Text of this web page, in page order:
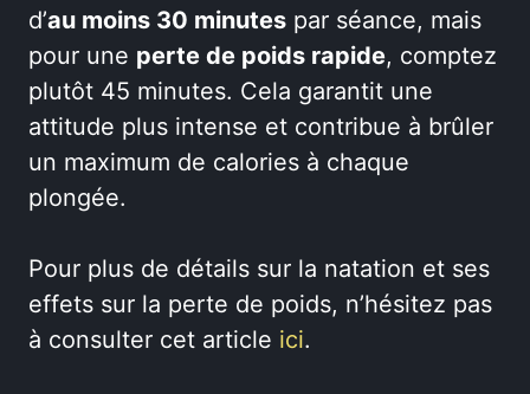
d’au moins 30 minutes par séance, mais
pour une perte de poids rapide, comptez
plutôt 45 minutes. Cela garantit une
attitude plus intense et contribue à brûler
un maximum de calories à chaque
plongée.
Pour plus de détails sur la natation et ses
effets sur la perte de poids, n’hésitez pas
à consulter cet article ici.